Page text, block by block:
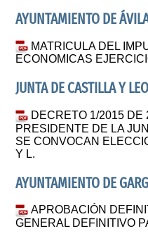
AYUNTAMIENTO DE
MATRICULA DEL
ECONOMICAS
JUNTA DE CASTILLA Y
DECRETO 1/2015 DE
PRESIDENTE DE LA
SE CONVOCAN
Y L.
AYUNTAMIENTO DE
APROBACIÓN
GENERAL DEFINITIVO